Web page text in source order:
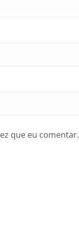
que eu comentar.